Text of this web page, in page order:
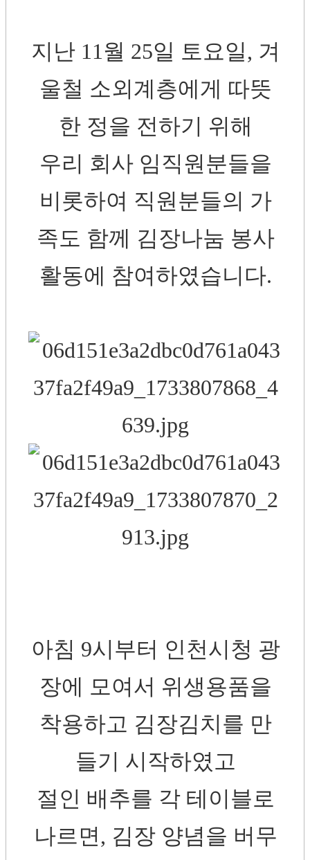
지난 11월 25일 토요일, 겨
울철 소외계층에게 따뜻
한 정을 전하기 위해
우리 회사 임직원분들을
비롯하여 직원분들의 가
족도 함께 김장나눔 봉사
활동에 참여하였습니다.
아침 9시부터 인천시청 광
장에 모여서 위생용품을
착용하고 김장김치를 만
들기 시작하였고
절인 배추를 각 테이블로
나르면, 김장 양념을 버무